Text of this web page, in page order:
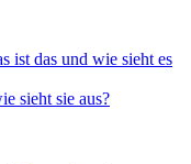
ist das und wie sieht es
sieht sie aus?